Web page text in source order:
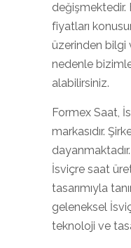
değişmektedir.
fiyatları
üzerinden bilgi
nedenle
alabilirsiniz.
Formex Saat,
markasıdır.
İsviçre saat
tasarımıyla
geleneksel
teknoloji ve